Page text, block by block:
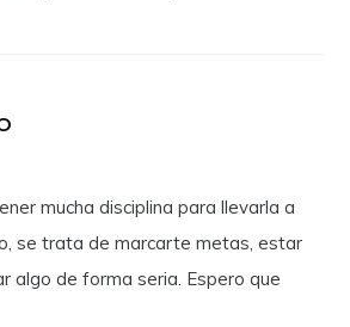
mucha disciplina para llevarla a
se trata de marcarte metas, estar
algo de forma seria. Espero que